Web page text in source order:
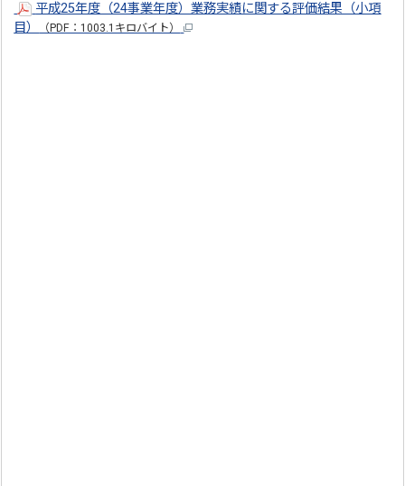
平成25年度（24事業年度）業務実績に関する評価結果（小項
目）
（PDF：1003.1キロバイト）